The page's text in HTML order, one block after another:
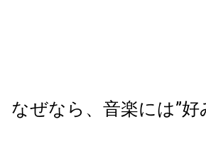
なぜなら、音楽には”好